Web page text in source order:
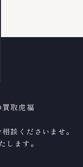
買取虎福
談くださいませ。
します。